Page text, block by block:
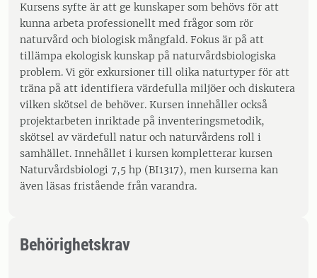
Kursens syfte är att ge kunskaper som behövs för att
kunna arbeta professionellt med frågor som rör
naturvård och biologisk mångfald. Fokus är på att
tillämpa ekologisk kunskap på naturvårdsbiologiska
problem. Vi gör exkursioner till olika naturtyper för att
träna på att identifiera värdefulla miljöer och diskutera
vilken skötsel de behöver. Kursen innehåller också
projektarbeten inriktade på inventeringsmetodik,
skötsel av värdefull natur och naturvårdens roll i
samhället. Innehållet i kursen kompletterar kursen
Naturvårdsbiologi 7,5 hp (BI1317), men kurserna kan
även läsas fristående från varandra.
Behörighetskrav